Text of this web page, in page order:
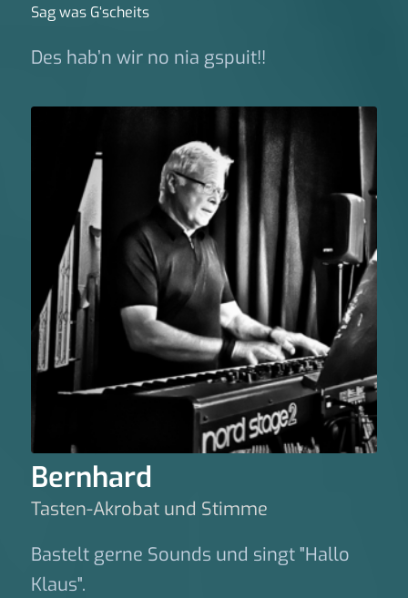
Sag was G‘scheits
Des hab’n wir no nia gspuit!!
Bernhard
Tasten-Akrobat und Stimme
Bastelt gerne Sounds und singt "Hallo
Klaus".